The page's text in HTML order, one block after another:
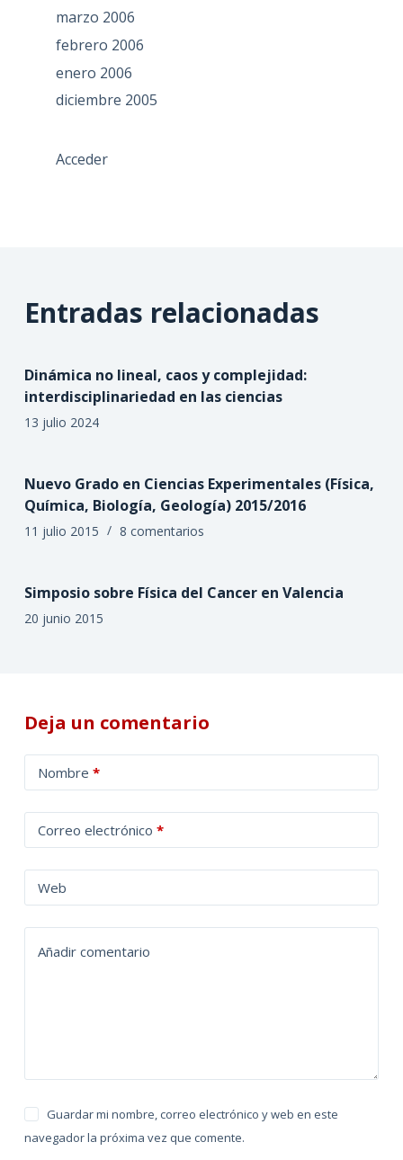
marzo 2006
febrero 2006
enero 2006
diciembre 2005
Acceder
Entradas relacionadas
Dinámica no lineal, caos y complejidad:
interdisciplinariedad en las ciencias
13 julio 2024
Nuevo Grado en Ciencias Experimentales (Física,
Química, Biología, Geología) 2015/2016
11 julio 2015 8 comentarios
Simposio sobre Física del Cancer en Valencia
20 junio 2015
Deja un comentario
Nombre *
Correo electrónico *
Web
Añadir comentario
Guardar mi nombre, correo electrónico y web en este
navegador la próxima vez que comente.
l
t
a
t